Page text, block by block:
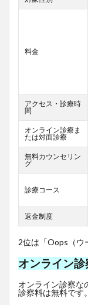
料金
アクセス・診療時
間
オンライン診療ま
たは対面診療
無料カウンセリン
グ
診療コース
返金制度
2位は「Oops（ウ
オンライン
オンライン診察な
診察料は無料です。